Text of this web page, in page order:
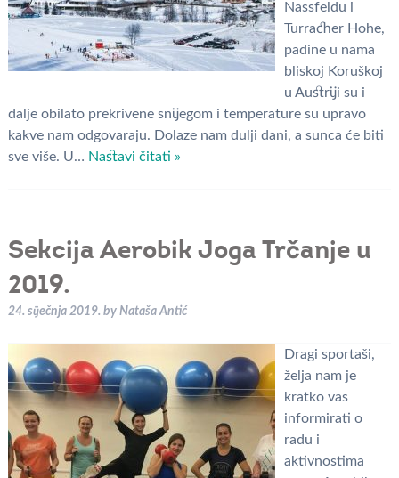
Nassfeldu i
Turracher Hohe,
padine u nama
bliskoj Koruškoj
u Austriji su i
dalje obilato prekrivene snijegom i temperature su upravo
kakve nam odgovaraju. Dolaze nam dulji dani, a sunca će biti
sve više. U… Nastavi čitati »
Sekcija Aerobik Joga Trčanje u
2019.
24. siječnja 2019. by Nataša Antić
Dragi sportaši,
želja nam je
kratko vas
informirati o
radu i
aktivnostima